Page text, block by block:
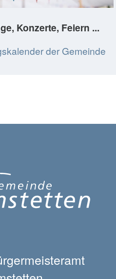
Konzerte, Feiern ...
der Gemeinde